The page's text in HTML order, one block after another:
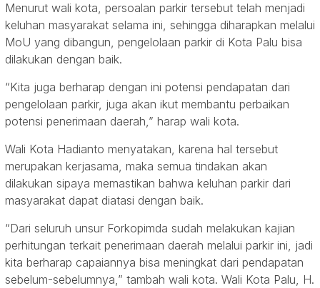
Menurut wali kota, persoalan parkir tersebut telah menjadi
keluhan masyarakat selama ini, sehingga diharapkan melalui
MoU yang dibangun, pengelolaan parkir di Kota Palu bisa
dilakukan dengan baik.
“Kita juga berharap dengan ini potensi pendapatan dari
pengelolaan parkir, juga akan ikut membantu perbaikan
potensi penerimaan daerah,” harap wali kota.
Wali Kota Hadianto menyatakan, karena hal tersebut
merupakan kerjasama, maka semua tindakan akan
dilakukan sipaya memastikan bahwa keluhan parkir dari
masyarakat dapat diatasi dengan baik.
“Dari seluruh unsur Forkopimda sudah melakukan kajian
perhitungan terkait penerimaan daerah melalui parkir ini, jadi
kita berharap capaiannya bisa meningkat dari pendapatan
sebelum-sebelumnya,” tambah wali kota. Wali Kota Palu, H.